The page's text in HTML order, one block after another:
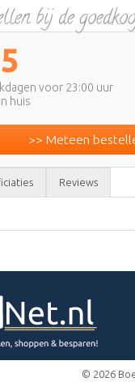
voor 23:00 uur
huis
>> Meteen
Reviews
© 2026